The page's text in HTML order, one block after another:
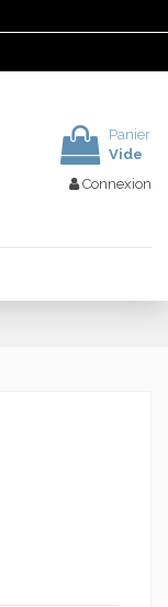
Panier
Vide
Connexion